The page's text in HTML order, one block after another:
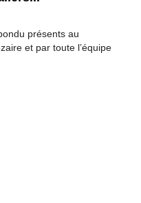
présents au
et par toute l’équipe